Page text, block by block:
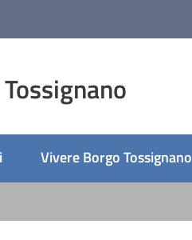
Vivere Borgo Tossignano